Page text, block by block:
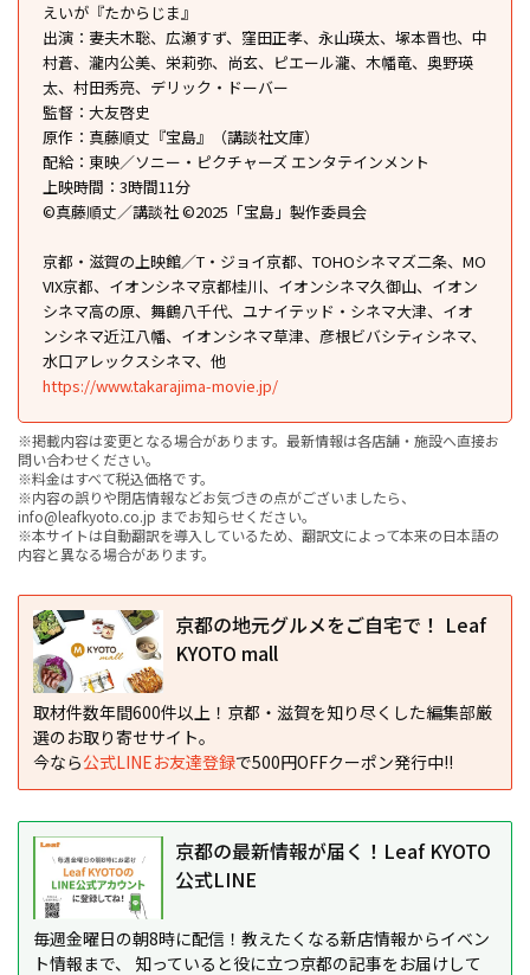
えいが『たからじま』
出演：妻夫木聡、広瀬すず、窪田正孝、永山瑛太、塚本晋也、中
村蒼、瀧内公美、栄莉弥、尚玄、ピエール瀧、木幡竜、奥野瑛
太、村田秀亮、デリック・ドーバー
監督：大友啓史
原作：真藤順丈『宝島』（講談社文庫）
配給：東映／ソニー・ピクチャーズ エンタテインメント
上映時間：3時間11分
©真藤順丈／講談社 ©2025「宝島」製作委員会
京都・滋賀の上映館／T・ジョイ京都、TOHOシネマズ二条、MO
VIX京都、イオンシネマ京都桂川、イオンシネマ久御山、イオン
シネマ高の原、舞鶴八千代、ユナイテッド・シネマ大津、イオ
ンシネマ近江八幡、イオンシネマ草津、彦根ビバシティシネマ、
水口アレックスシネマ、他
https://www.takarajima-movie.jp/
※掲載内容は変更となる場合があります。最新情報は各店舗・施設へ直接お
問い合わせください。
※料金はすべて税込価格です。
※内容の誤りや閉店情報などお気づきの点がございましたら、
info@leafkyoto.co.jp までお知らせください。
※本サイトは自動翻訳を導入しているため、翻訳文によって本来の日本語の
内容と異なる場合があります。
京都の地元グルメをご自宅で！ Leaf
KYOTO mall
取材件数年間600件以上！京都・滋賀を知り尽くした編集部厳
選のお取り寄せサイト。
今なら公式LINEお友達登録で500円OFFクーポン発行中!!
京都の最新情報が届く！Leaf KYOTO
公式LINE
毎週金曜日の朝8時に配信！教えたくなる新店情報からイベン
ト情報まで、 知っていると役に立つ京都の記事をお届けして